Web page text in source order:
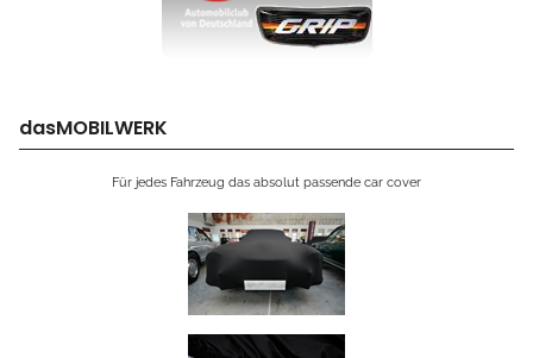
dasMOBILWERK
Für jedes Fahrzeug das absolut passende car cover